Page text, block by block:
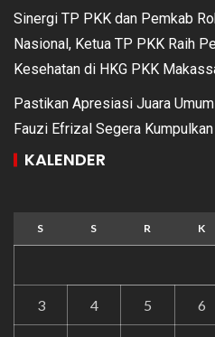
Sinergi TP PKK dan Pemkab
Nasional, Ketua TP PKK Raih
Kesehatan di HKG PKK
Pastikan Apresiasi Juara
Fauzi Efrizal Segera
KALENDER
S S R K
3 4 5 6